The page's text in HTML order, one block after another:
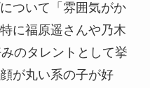
ついて「雰囲気がか
に福原遥さんや乃木
のタレントとして挙
が丸い系の子が好